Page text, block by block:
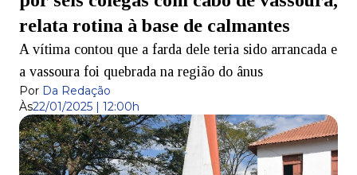
relata rotina à base de calmantes
A vítima contou que a farda dele teria sido arrancada e
a vassoura foi quebrada na região do ânus
Por Da Redação
Às22/01/2025 | 12:00h